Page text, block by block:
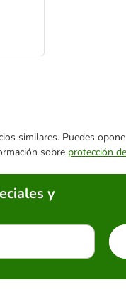
similares. Puedes
sobre protección
y